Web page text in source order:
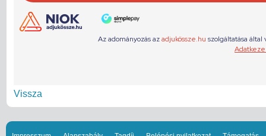
Vissza